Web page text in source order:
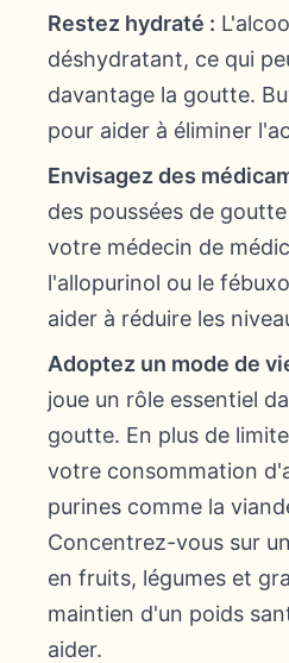
Restez hydraté :
déshydratant, ce qui
davantage la goutte.
pour aider à éliminer
Envisagez des
des poussées de
votre médecin de
l'allopurinol ou le
aider à réduire les
Adoptez un mode de
joue un rôle essentiel
goutte. En plus de
votre consommation
purines comme la
Concentrez-vous sur
en fruits, légumes et
maintien d'un poids
aider.